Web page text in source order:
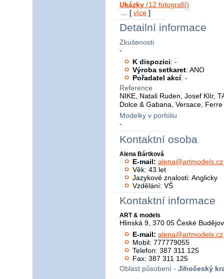
Ukázky (12 fotografií)
... [ více ]
Detailní informace
Zkušenosti
-
K dispozici: -
Výroba setkaret: ANO
Pořadatel akcí: -
Reference
NIKE, Natali Ruden, Josef Klír,
Dolce & Gabana, Versace, Ferre
Modelky v porfóliu
-
Kontaktní osoba
Alena Bártková
E-mail: alena@artmodels.cz
Věk: 43 let
Jazykové znalosti: Anglicky
Vzdělání: VŠ
Kontaktní informace
ART & models
Hlinská 9, 370 05 České
E-mail:alena@artmodels.cz
Mobil: 777779055
Telefon: 387 311 125
Fax: 387 311 125
Oblast působení - Jihočeský